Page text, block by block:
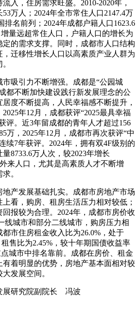
入，住房需求旺盛。2010-2020年，
万人；2024年全市常住人口2147.4万
排名前列；2024年成都户籍人口1623.6
量远超常住人口，户籍人口的增长为
定的需求支撑。同时，成都市人口结构
迁移性增长人口以高素质产业人群为
吸引力不断增强。成都是“公园城
都不断加快建设践行新发展理念的公
度不断提高，人民幸福感不断提升，
年12月，成都获评“2025最具幸福
评。近3年留成都的青年人才超过156
万，2025年12月，成都市再次获评“中
续7年获评。2024年，拥有双4F级别的
8733.6万人次，较2023年增长
来人口，尤其是高素质人才不断增
。
产发展基础扎实。成都市房地产市场
看，购房、租房生活压力相对较低；
报较为合理。2024年，成都市房价收
线城市和部分二线城市，购房压力相
都市住房租金收入比为26.0%，处于
售比为2.45%，较十年期国债收益率
城市中排名靠前。成都在房价、租金
有着明显的优势，房地产基本面相对较
发展空间。
研究院副院长 冯波